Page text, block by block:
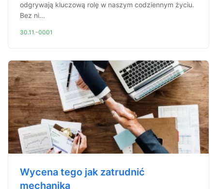
odgrywają kluczową rolę w naszym codziennym życiu.
Bez ni...
30.11.-0001
Wycena tego jak zatrudnić
mechanika